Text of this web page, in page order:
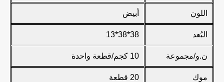
اللون أبيض
البُعد 38*38*13
ن.و/مجموعة 10 كجم/قطعة واحدة
موك 20 قطعة